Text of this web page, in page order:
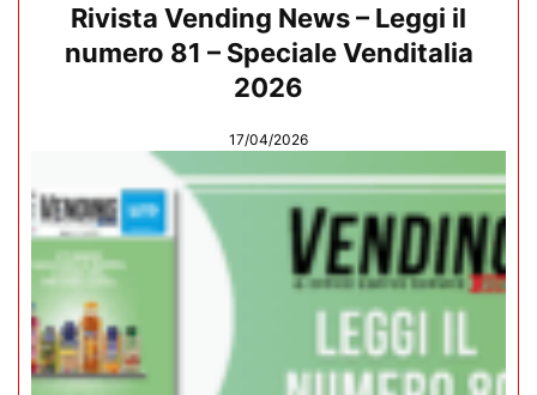
Rivista Vending News – Leggi il
numero 81 – Speciale Venditalia
2026
17/04/2026